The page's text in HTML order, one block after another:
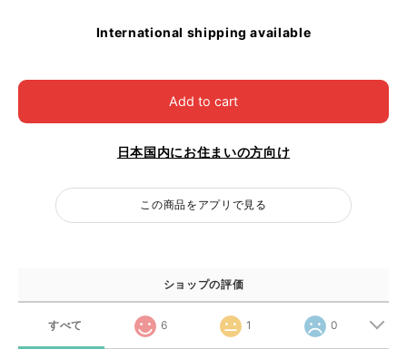
International shipping available
Add to cart
日本国内にお住まいの方向け
この商品をアプリで見る
ショップの評価
すべて 6 1 0